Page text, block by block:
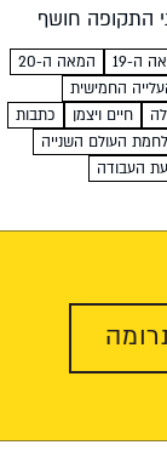
התקופה חושף
התכוונו בכלל ה-19
המאה ה-20
החמישית
חיים ויצמן
כתבות
העולם השנייה
העבודה